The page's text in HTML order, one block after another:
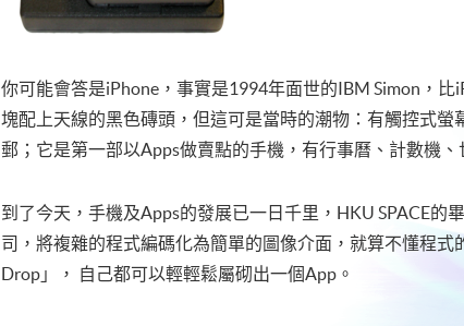
你可能會答是iPhone，事實是1994年面世的IBM Simon，
塊配上天線的黑色磚頭，但這可是當時的潮物：有觸控式
郵；它是第一部以Apps做賣點的手機，有行事曆、計數機、
到了今天，手機及Apps的發展已一日千里，HKU SPACE的
司，將複雜的程式編碼化為簡單的圖像介面，就算不懂程式
Drop」， 自己都可以輕輕鬆屬砌出一個App。